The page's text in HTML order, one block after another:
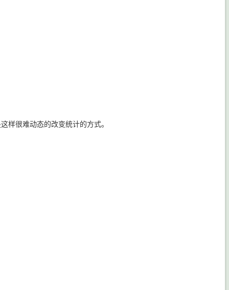
样很难动态的改变统计的方式。